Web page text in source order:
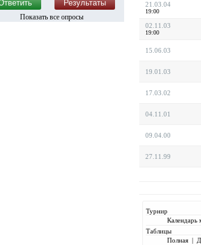
Показать все опросы
21.03.04
19:00
02.11.03
19:00
15.06.03
19.01.03
17.03.02
04.11.01
09.04.00
27.11.99
Турнир
Календарь
Таблицы
Полная|